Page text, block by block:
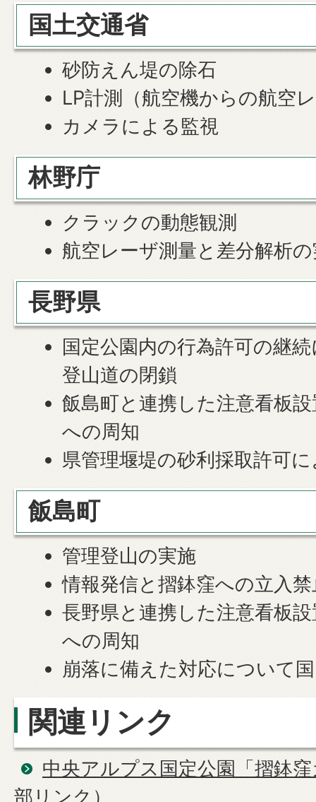
国土交通省
砂防えん堤の除石
LP計測（航空機からの航空
カメラによる監視
林野庁
クラックの動態観測
航空レーザ測量と差分解析
長野県
国定公園内の行為許可の継
登山道の閉鎖
飯島町と連携した注意看板
への周知
県管理堰堤の砂利採取許可
飯島町
管理登山の実施
情報発信と摺鉢窪への立入
長野県と連携した注意看板
への周知
崩落に備えた対応について
関連リンク
中央アルプス国定公園「摺鉢
部リンク）